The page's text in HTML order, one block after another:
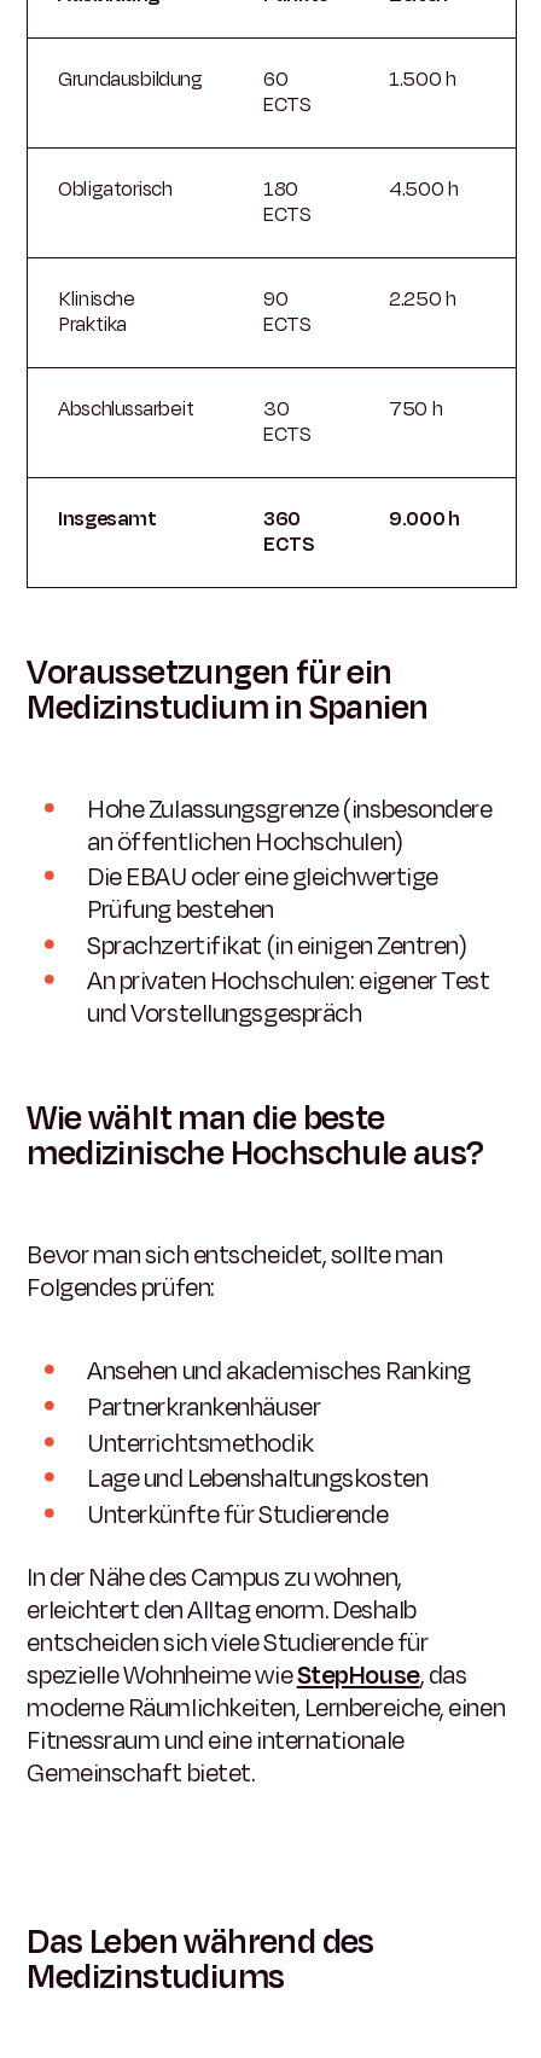
Grundausbildung
60
ECTS
1.500 h
Obligatorisch
180
ECTS
4.500 h
Klinische
Praktika
90
ECTS
2.250 h
Abschlussarbeit
30
ECTS
750 h
Insgesamt
360
ECTS
9.000 h
Voraussetzungen für ein
Medizinstudium in Spanien
Hohe Zulassungsgrenze (insbesondere
an öffentlichen Hochschulen)
Die EBAU oder eine gleichwertige
Prüfung bestehen
Sprachzertifikat (in einigen Zentren)
An privaten Hochschulen: eigener Test
und Vorstellungsgespräch
Wie wählt man die beste
medizinische Hochschule aus?
Bevor man sich entscheidet, sollte man
Folgendes prüfen:
Ansehen und akademisches Ranking
Partnerkrankenhäuser
Unterrichtsmethodik
Lage und Lebenshaltungskosten
Unterkünfte für Studierende
In der Nähe des Campus zu wohnen,
erleichtert den Alltag enorm. Deshalb
entscheiden sich viele Studierende für
spezielle Wohnheime wieStepHouse, das
moderne Räumlichkeiten, Lernbereiche, einen
Fitnessraum und eine internationale
Gemeinschaft bietet.
Das Leben während des
Medizinstudiums